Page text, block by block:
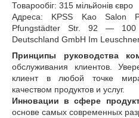
Товарообіг: 315 мільйонів євро
Адреса: KPSS Kao Salon
Pfungstädter Str. 92 ― 100
Deutschland GmbH Im
Принципы руководства
обслуживания клиентов.
клиент в любой точке
качеством продуктов и услуг.
Инновации в сфере
основе самых современных